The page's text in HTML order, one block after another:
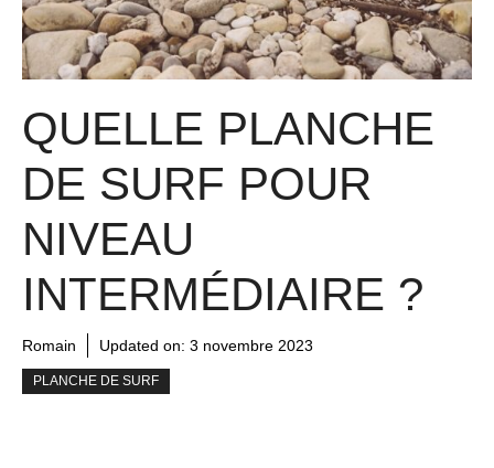
QUELLE PLANCHE
DE SURF POUR
NIVEAU
INTERMÉDIAIRE ?
Romain Updated on: 3 novembre 2023
PLANCHE DE SURF